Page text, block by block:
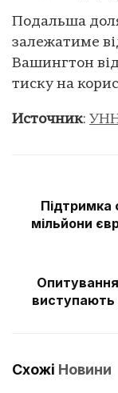
Подальша
залежатиме
Вашингтон
тиску на
Источник:
Підтримка
мільйони
виступають
Схожі Новини